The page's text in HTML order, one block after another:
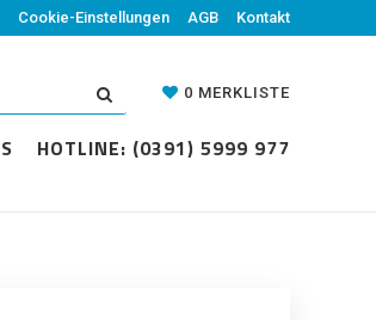
Cookie-Einstellungen AGB Kontakt
0 MERKLISTE
HOTLINE: (0391) 5999 977